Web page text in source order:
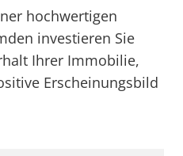
hochwertigen
investieren Sie
Ihrer Immobilie,
Erscheinungsbild